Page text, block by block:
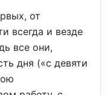
от
всегда и везде
все они,
дня («с девяти